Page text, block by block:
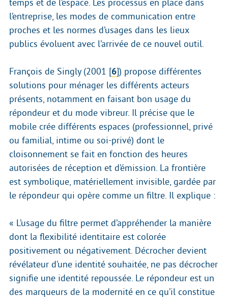
temps et de l’espace. Les processus en place dans
l’entreprise, les modes de communication entre
proches et les normes d’usages dans les lieux
publics évoluent avec l’arrivée de ce nouvel outil.
François de Singly (2001 [6]) propose différentes
solutions pour ménager les différents acteurs
présents, notamment en faisant bon usage du
répondeur et du mode vibreur. Il précise que le
mobile crée différents espaces (professionnel, privé
ou familial, intime ou soi-privé) dont le
cloisonnement se fait en fonction des heures
autorisées de réception et d’émission. La frontière
est symbolique, matériellement invisible, gardée par
le répondeur qui opère comme un filtre. Il explique :
« L’usage du filtre permet d’appréhender la manière
dont la flexibilité identitaire est colorée
positivement ou négativement. Décrocher devient
révélateur d’une identité souhaitée, ne pas décrocher
signifie une identité repoussée. Le répondeur est un
des marqueurs de la modernité en ce qu’il constitue